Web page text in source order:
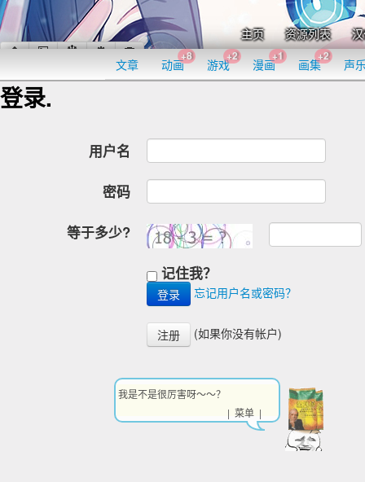
主页 资源列表
文章 动画
+8
游戏
+2
漫画
+1
画集
+2
声
登录.
用户名
密码
等于多少?
记住我？
忘记用户名或密码？
注册 (如果你没有帐户)
我是不是很厉害呀～～？
| 菜单 |